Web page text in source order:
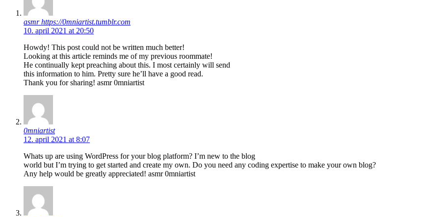
asmr https://0mniartist.tumblr.com
10. april 2021 at 20:50
Howdy! This post could not be written much better!
Looking at this article reminds me of my previous roommate!
He continually kept preaching about this. I most certainly will send
this information to him. Pretty sure he’ll have a good read.
Thank you for sharing! asmr 0mniartist
0mniartist
12. april 2021 at 8:07
Whats up are using WordPress for your blog platform? I’m new to the blog
world but I’m trying to get started and create my own. Do you need any coding expertise to make your own blog?
Any help would be greatly appreciated! asmr 0mniartist